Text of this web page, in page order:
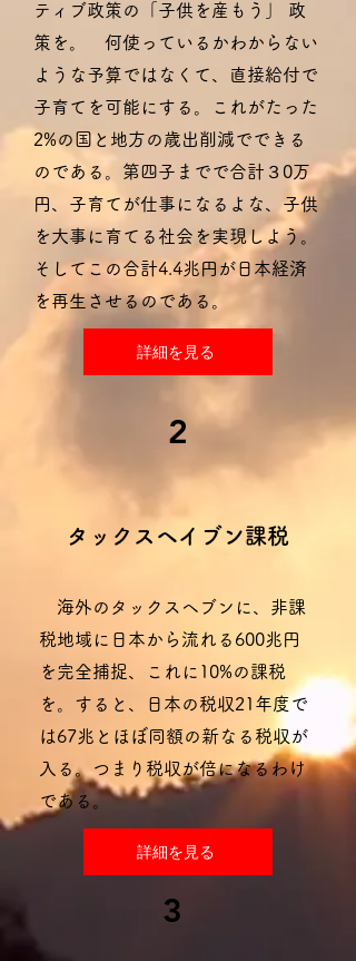
ティブ政策の「子供を産もう」 政
策を。
何使っているかわからない
ような予算ではなくて、直接給付で
子育てを可能にする。これがたった
2%の国と地方の歳出削減でできる
のである。第四子までで合計３0万
円、子育てが仕事になるよな、子供
を大事に育てる社会を実現しよう。
そしてこの合計4.4兆円が日本経済
を再生させるのである。
詳細を見る
2
タックスヘイブン課税
海外のタックスヘブンに、非課
税地域に日本から流れる600兆円
を完全捕捉、これに10%の課税
を。すると、日本の税収21年度で
は67兆とほぼ同額の新なる税収が
入る。つまり税収が倍になるわけ
である。
詳細を見る
3